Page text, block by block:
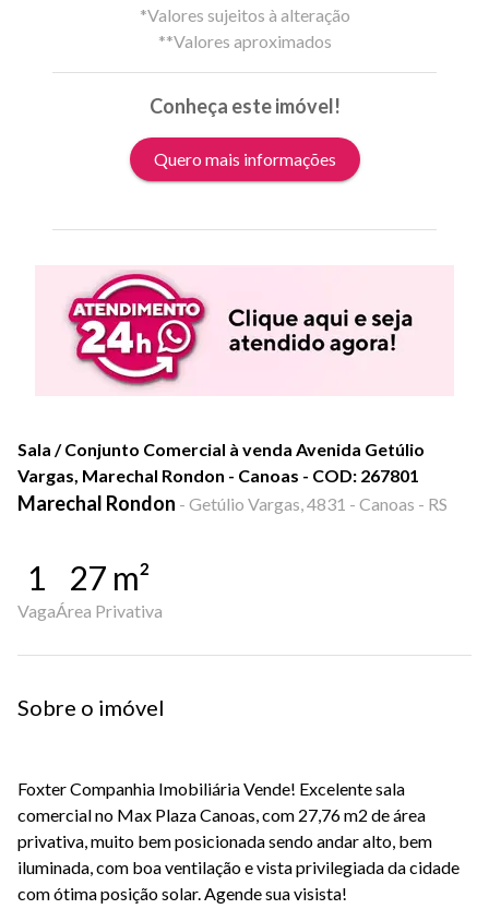
*Valores sujeitos à alteração
**Valores aproximados
Conheça este imóvel!
Quero mais informações
Sala / Conjunto Comercial à venda Avenida Getúlio
Vargas, Marechal Rondon - Canoas - COD: 267801
Marechal Rondon - Getúlio Vargas, 4831 - Canoas - RS
1
Vaga
27 m²
Área Privativa
Sobre o imóvel
Foxter Companhia Imobiliária Vende! Excelente sala
comercial no Max Plaza Canoas, com 27,76 m2 de área
privativa, muito bem posicionada sendo andar alto, bem
iluminada, com boa ventilação e vista privilegiada da cidade
com ótima posição solar. Agende sua visista!